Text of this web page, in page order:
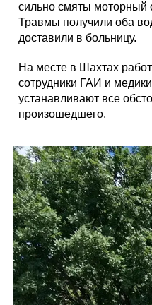
сильно смяты моторный
Травмы получили оба
доставили в больницу.
На месте в Шахтах
сотрудники ГАИ и
устанавливают все
произошедшего.